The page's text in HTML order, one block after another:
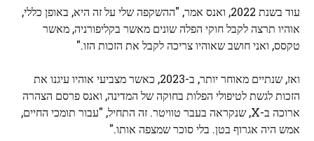
עוד בשנת 2022, ואנס אמר, "ההשקפה שלי על זה היא, באופן כללי,
אוהיו תרצה לקבל חוקי הפלה שונים מאשר בקליפורניה, מאשר
טקסס, ואני חושב שאוהיו צריכה לקבל את הזכות הזו."
ואז, שנתיים מאוחר יותר, ב-2023, כאשר מצביעי אוהיו עיגנו את
הזכות לגשת לטיפולי הפלות בחוקה של המדינה, ואנס פרסם הצהרה
ארוכה ב-X, שנקראה בעבר טוויטר. זה התחיל, "עבור תומכי החיים,
אמש היה אגרוף בטן. בלי סוכר שמצפה אותו."